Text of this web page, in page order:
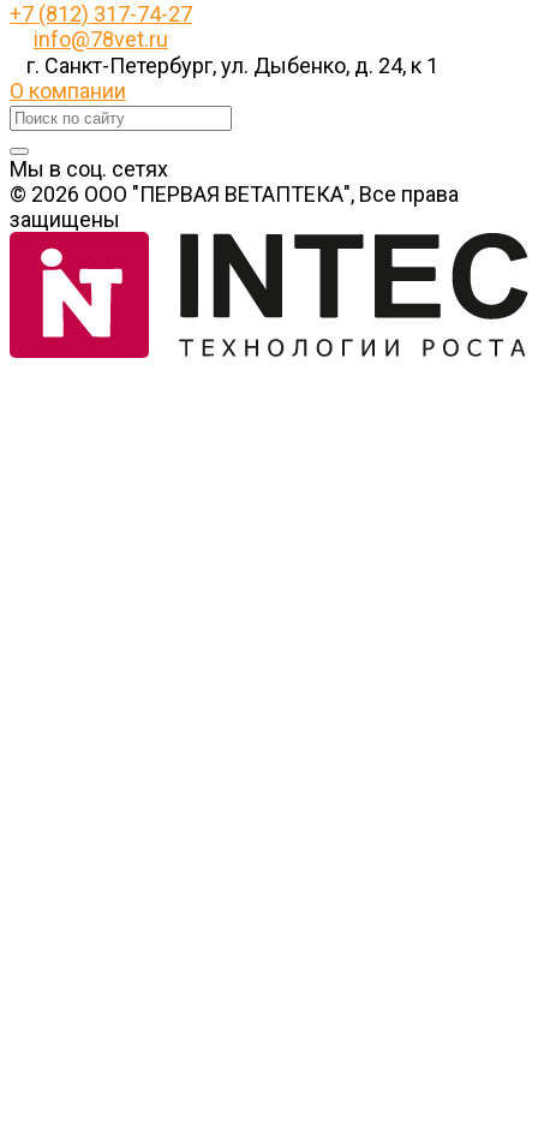
+7 (812) 317-74-27
info@78vet.ru
г. Санкт-Петербург, ул. Дыбенко, д. 24, к 1
О компании
Мы в соц. сетях
© 2026 ООО "ПЕРВАЯ ВЕТАПТЕКА", Все права
защищены